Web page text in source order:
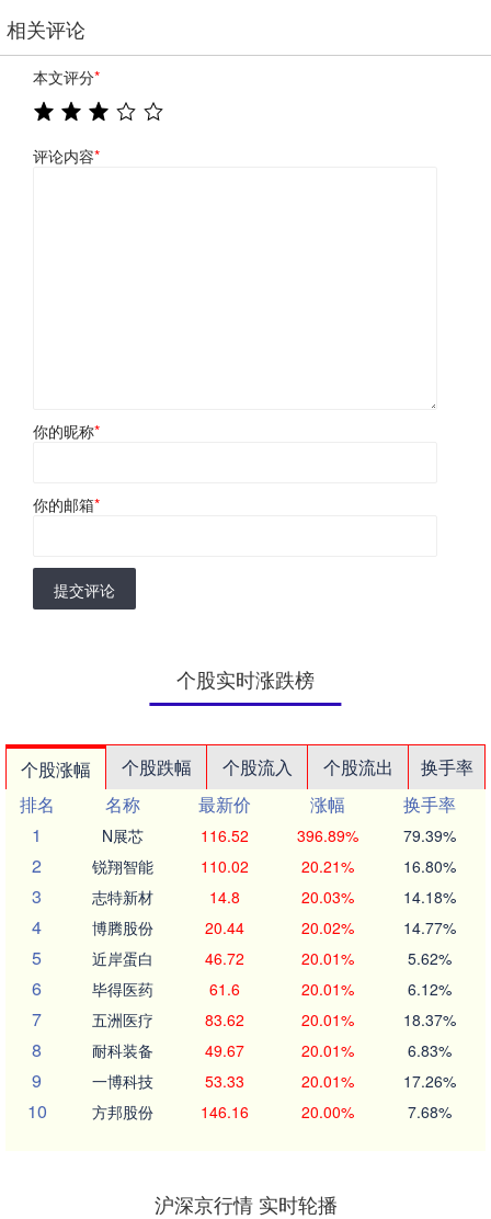
相关评论
本文评分*
评论内容*
你的昵称*
你的邮箱*
提交评论
个股实时涨跌榜
个股涨幅 个股跌幅 个股流入 个股流出
换手率
排名
名称 最新价 涨幅
换手率
1
N展芯 116.52 396.89% 79.39%
2 锐翔智能 110.02 20.21% 16.80%
3 志特新材 14.8 20.03% 14.18%
4 博腾股份 20.44 20.02% 14.77%
5 近岸蛋白 46.72 20.01% 5.62%
6 毕得医药 61.6 20.01% 6.12%
7 五洲医疗 83.62 20.01% 18.37%
8 耐科装备 49.67 20.01% 6.83%
9 一博科技 53.33 20.01% 17.26%
10 方邦股份 146.16 20.00% 7.68%
沪深京行情 实时轮播